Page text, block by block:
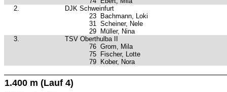
2.
DJK Schweinfurt
23
Bachmann, Loki
31 Scheiner, Nele
29
Müller, Nina
3.
TSV Oberthulba II
76 Grom, Mila
75
Fischer, Lotte
79
Kober, Nora
1.400 m (Lauf 4)